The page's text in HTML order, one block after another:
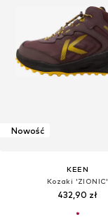
Nowość
KEEN
Kozaki 'ZIONIC'
432,90 zł